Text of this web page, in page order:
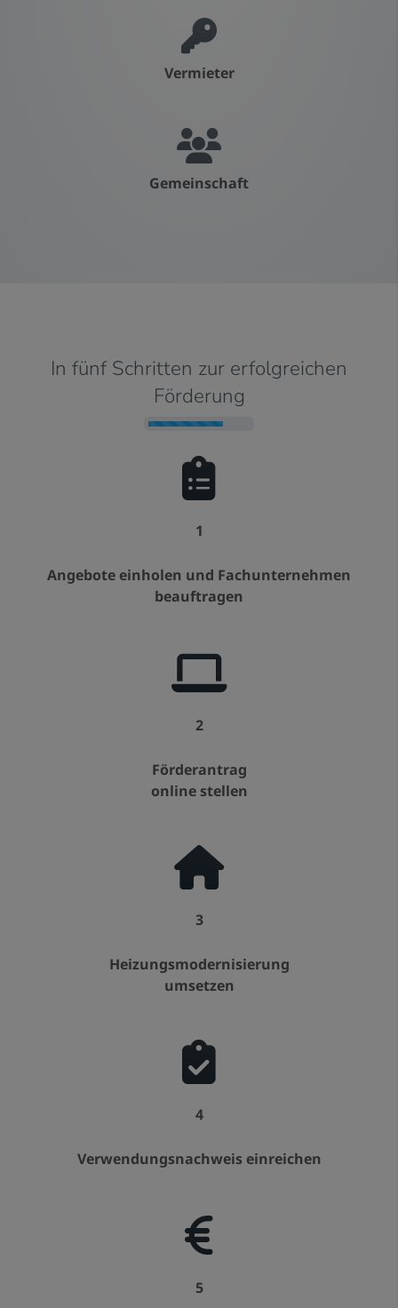
Vermieter
Gemeinschaft
In fünf Schritten zur erfolgreichen
Förderung
1
Angebote einholen und Fachunternehmen
beauftragen
2
Förderantrag
online stellen
3
Heizungsmodernisierung
umsetzen
4
Verwendungsnachweis einreichen
5